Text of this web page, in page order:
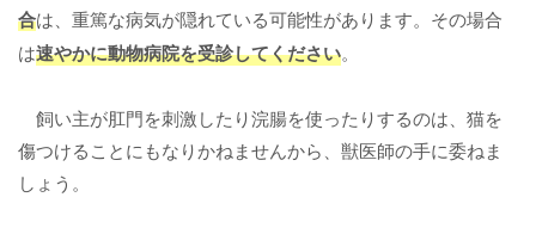
合は、重篤な病気が隠れている可能性があります。その場合
は速やかに動物病院を受診してください。
飼い主が肛門を刺激したり浣腸を使ったりするのは、猫を
傷つけることにもなりかねませんから、獣医師の手に委ねま
しょう。